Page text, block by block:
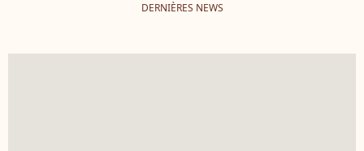
DERNIÈRES NEWS